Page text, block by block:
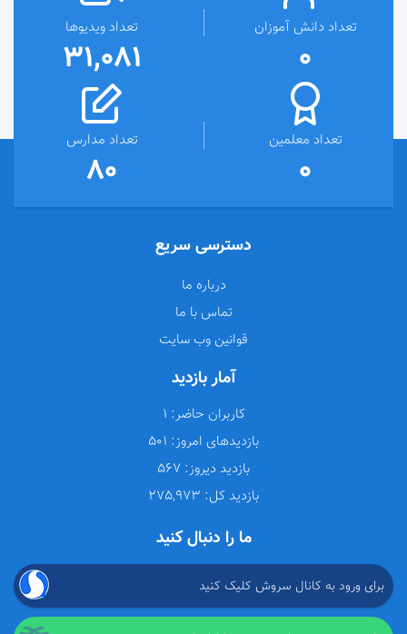
تعداد دانش آموزان
0
تعداد ویدیوها
31,081
تعداد معلمین
0
تعداد مدارس
80
دسترسی سریع
درباره ما
تماس با ما
قوانین وب سایت
آمار بازدید
کاربران حاضر:
بازدیدهای امروز:
بازدید دیروز:
بازدید کل:
ما را دنبال کنید
برای ورود به کانال سروش کلیک کنید